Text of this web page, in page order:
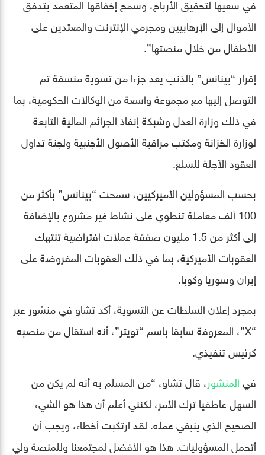
الأموال إلى الإرهابيين ومجرمي الإنترنت والمعتدين على
الأطفال من خلال منصتها”.
إقرار “بينانس” بالذنب يعد جزءا من تسوية منسقة تم
التوصل إليها مع مجموعة واسعة من الوكالات الحكومية، بما
في ذلك وزارة العدل وشبكة إنفاذ الجرائم المالية التابعة
لوزارة الخزانة ومكتب مراقبة الأصول الأجنبية ولجنة تداول
العقود الآجلة للسلع.
بحسب المسؤولين الأميركيين، سمحت “بينانس” بأكثر من
100 ألف معاملة تنطوي على نشاط غير مشروع بالإضافة
إلى أكثر من 1.5 مليون صفقة عملات افتراضية تنتهك
العقوبات الأميركية، بما في ذلك العقوبات المفروضة على
إيران وسوريا وكوبا.
بمجرد إعلان السلطات عن التسوية، أكد تشاو في منشور عبر
“X”، المعروفة سابقا باسم “تويتر”، أنه استقال من منصبه
كرئيس تنفيذي.
فيالمنشور، قال تشاو، “من المسلم به أنه لم يكن من
السهل عاطفيا ترك الأمر، لكنني أعلم أن هذا هو الشيء
الصحيح الذي ينبغي عمله. لقد ارتكبت أخطاء، ويجب أن
أتحمل المسؤوليات. هذا هو الأفضل لمجتمعنا وللمنصة ولي